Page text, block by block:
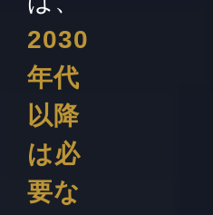
2030
年代
以降
は必
要な